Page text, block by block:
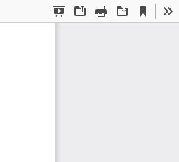
Presentation
OpenPrint Download
Current
View